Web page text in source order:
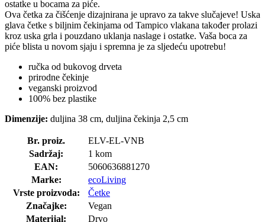
ostatke u bocama za piće.
Ova četka za čišćenje dizajnirana je upravo za takve slučajeve! Uska
glava četke s biljnim čekinjama od Tampico vlakana također prolazi
kroz uska grla i pouzdano uklanja naslage i ostatke. Vaša boca za
piće blista u novom sjaju i spremna je za sljedeću upotrebu!
ručka od bukovog drveta
prirodne čekinje
veganski proizvod
100% bez plastike
Dimenzije: duljina 38 cm, duljina čekinja 2,5 cm
Br. proiz.
ELV-EL-VNB
Sadržaj:
1 kom
EAN:
5060636881270
Marke:
ecoLiving
Vrste proizvoda:
Četke
Značajke:
Vegan
Materijal:
Drvo